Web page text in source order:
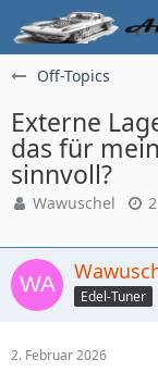
Off-Topics
Externe
das für
sinnvoll?
Wawuschel
Edel-Tuner
2. Februar 2026